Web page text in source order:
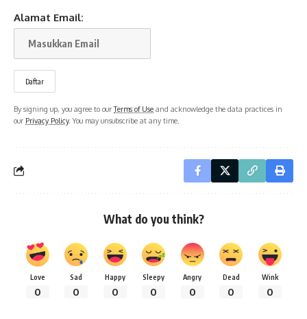
Alamat Email:
By signing up, you agree to ourTerms of Use and acknowledge the data practices in
our Privacy Policy. You may unsubscribe at any time.
What do you think?
Love
0
Sad
0
Happy
0
Sleepy
0
Angry
0
Dead
0
Wink
0